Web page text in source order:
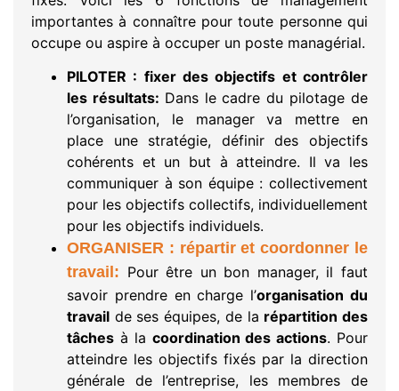
importantes à connaître pour toute personne qui
occupe ou aspire à occuper un poste managérial.
PILOTER : fixer des objectifs et contrôler
les résultats: Dans le cadre du pilotage de
l’organisation, le manager va mettre en
place une stratégie, définir des objectifs
cohérents et un but à atteindre. Il va les
communiquer à son équipe : collectivement
pour les objectifs collectifs, individuellement
pour les objectifs individuels.
ORGANISER : répartir et coordonner le
travail: Pour être un bon manager, il faut
savoir prendre en charge l’organisation du
travail de ses équipes, de la répartition des
tâches à la coordination des actions. Pour
atteindre les objectifs fixés par la direction
générale de l’entreprise, les membres de